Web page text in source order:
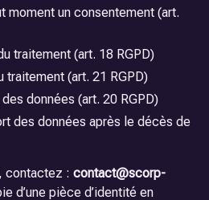
moment un consentement (art.
traitement (art. 18 RGPD)
traitement (art. 21 RGPD)
données (art. 20 RGPD)
des données après le décès de
contactez :contact@scorp-
d’une pièce d’identité en